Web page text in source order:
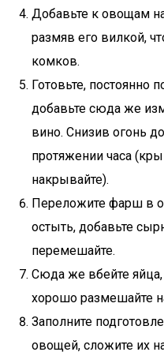
Добавьте к овощам
размяв его вилкой,
комков.
Готовьте, постоянно
добавьте сюда же
вино. Снизив огонь
протяжении часа
накрывайте).
Переложите фарш в
остыть, добавьте
перемешайте.
Сюда же вбейте яйца,
хорошо размешайте
Заполните
овощей, сложите их